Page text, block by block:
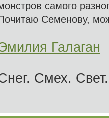
самого
Семенову,
Галаган
Смех. Свет.